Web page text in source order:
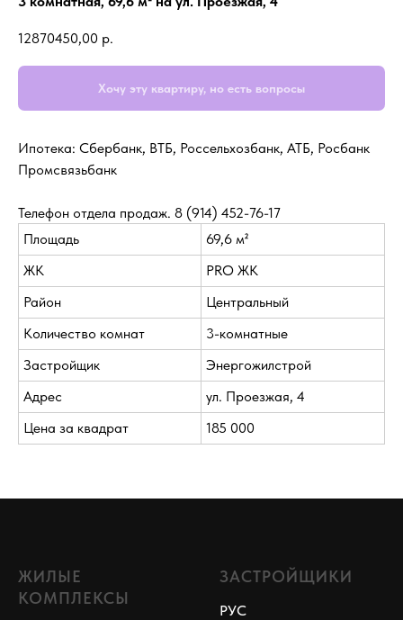
12870450,00 р.
Хочу эту квартиру, но есть вопросы
Ипотека: Сбербанк, ВТБ, Россельхозбанк, АТБ, Росбанк
Промсвязьбанк
Телефон отдела продаж. 8 (914) 452-76-17
Площадь
69,6 м²
ЖК
PRO ЖК
Район
Центральный
Количество комнат
3-комнатные
Застройщик
Энергожилстрой
Адрес
ул. Проезжая, 4
Цена за квадрат
185 000
ЖИЛЫЕ
КОМПЛЕКСЫ
ЗАСТРОЙЩИКИ
РУС